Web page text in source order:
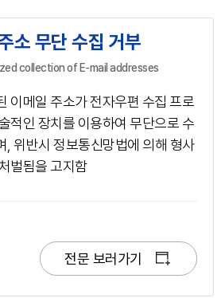
소 무단 수집 거부
collection of E-mail addresses
이메일 주소가 전자우편 수집 프로
적인 장치를 이용하여 무단으로 수
, 위반시 정보통신망법에 의해 형사
벌됨을 고지함
전문 보러가기